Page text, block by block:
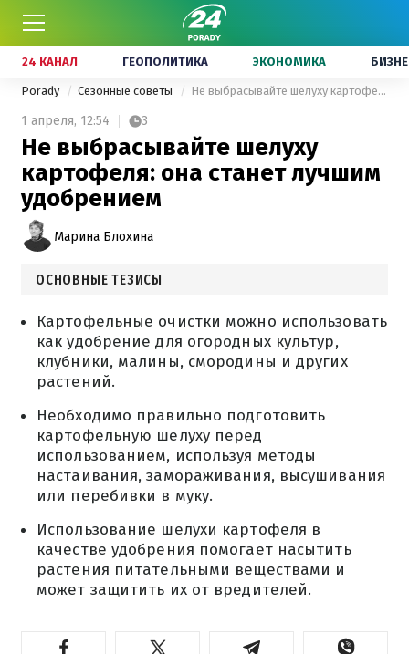
24 КАНАЛ ГЕОПОЛИТИКА ЭКОНОМИКА
Porady Сезонные советы Не выбрасывайте шелуху картофеля: она станет лучшим удобрением
1 апреля, 12:54 3
Не выбрасывайте шелуху
картофеля: она станет лучшим
удобрением
Марина Блохина
ОСНОВНЫЕ ТЕЗИСЫ
Картофельные очистки можно использовать
как удобрение для огородных культур,
клубники, малины, смородины и других
растений.
Необходимо правильно подготовить
картофельную шелуху перед
использованием, используя методы
настаивания, замораживания, высушивания
или перебивки в муку.
Использование шелухи картофеля в
качестве удобрения помогает насытить
растения питательными веществами и
может защитить их от вредителей.